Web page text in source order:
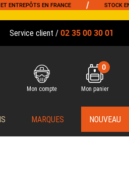
EN FRANCE / STOCK EN
Service client / 02 35 00 30 01
Mon compte
0
Mon panier
MARQUES NOUVEAU